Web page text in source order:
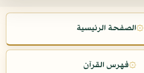
۞الصفحة الرئيسية
۞فهرس القرآن